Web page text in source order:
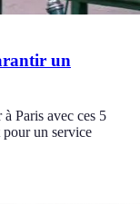
un
Paris avec ces 5
pour un service